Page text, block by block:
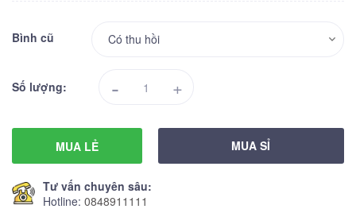
Bình cũ
Số lượng: - +
MUA LẺ MUA SỈ
Tư vấn chuyên sâu:
Hotline: 0848911111